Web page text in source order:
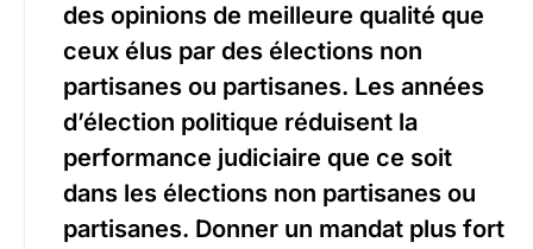
des opinions de meilleure qualité que
ceux élus par des élections non
partisanes ou partisanes. Les années
d’élection politique réduisent la
performance judiciaire que ce soit
dans les élections non partisanes ou
partisanes. Donner un mandat plus fort